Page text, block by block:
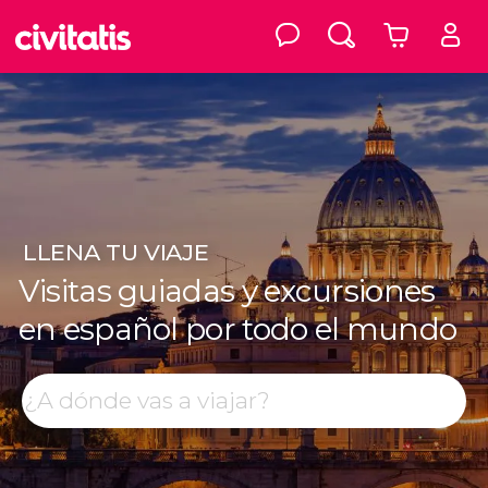
LLENA TU VIAJE
Visitas guiadas y excursiones
en español por todo el mundo
Buscar
Top destinos